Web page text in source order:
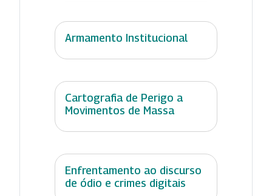
Armamento Institucional
Cartografia de Perigo a
Movimentos de Massa
Enfrentamento ao discurso
de ódio e crimes digitais